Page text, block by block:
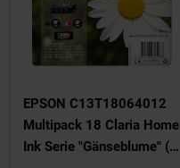
EPSON C13T18064012
Multipack 18 Claria Home
Ink Serie "Gänseblume" (4